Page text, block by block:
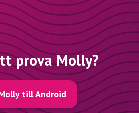
prova Molly?
till Android